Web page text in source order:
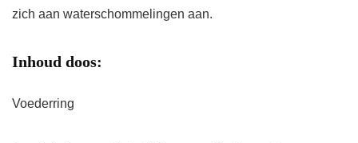
zich aan waterschommelingen aan.
Inhoud doos:
Voederring